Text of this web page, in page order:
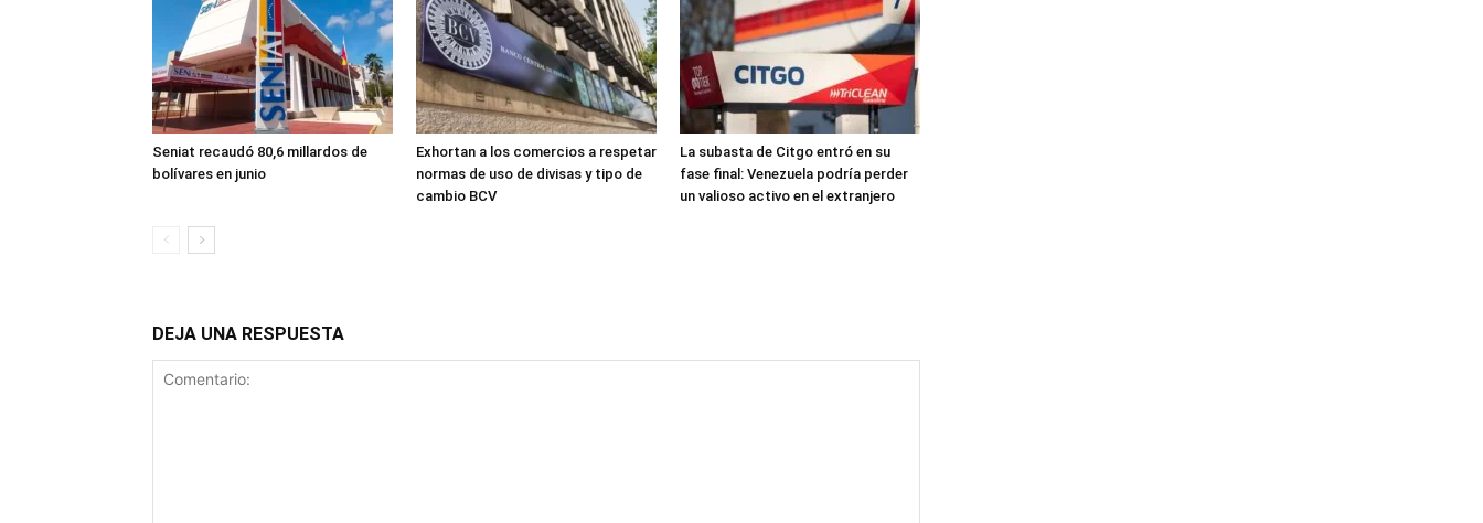
Seniat recaudó 80,6 millardos de
bolívares en junio
Exhortan a los comercios a respetar
normas de uso de divisas y tipo de
cambio BCV
La subasta de Citgo entró en su
fase final: Venezuela podría perder
un valioso activo en el extranjero
DEJA UNA RESPUESTA